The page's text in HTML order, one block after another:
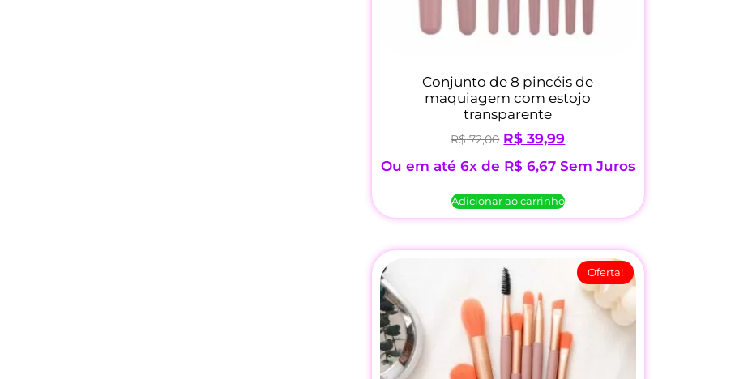
Conjunto de 8 pincéis de
maquiagem com estojo
transparente
R$72,00 R$ 39,99
Ou em até 6x de R$ 6,67 Sem Juros
Adicionar ao carrinho
Oferta!